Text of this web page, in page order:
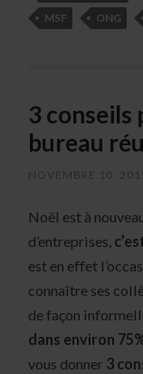
MSF
ONG
3 conseils
bureau
NOVEMBRE 10,
Noël est à
d’entreprises,
est en effet
connaître ses
de façon
dans environ
vous donner 3